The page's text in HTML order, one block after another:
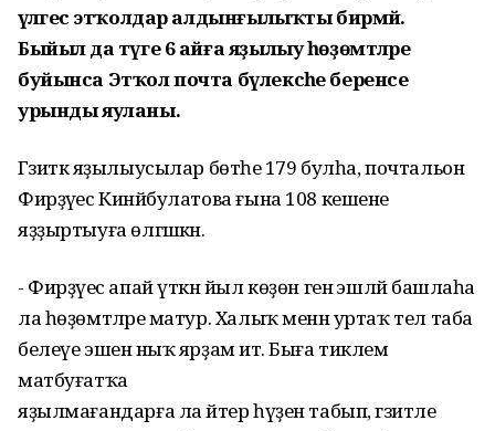
әүәлгесә этҡолдар алдынғылыҡты бирмәй.
Быйыл да тәүге 6 айға яҙылыу һөҙөмтәләре
буйынса Этҡол почта бүлексәһе беренсе
урынды яуланы.
Гәзиткә яҙылыусылар бөтәһе 179 булһа, почтальон
Фирҙәүес Кинйәбулатова ғына 108 кешене
яҙҙыртыуға өлгәшкән.
- Фирҙәүес апай үткән йыл көҙөн генә эшләй башлаһа
ла һөҙөмтәләре матур. Халыҡ менән уртаҡ тел таба
белеүе эшенә ныҡ ярҙам итә. Быға тиклем
матбуғатҡа
яҙылмағандарға ла әйтер һүҙен табып, гәзитле